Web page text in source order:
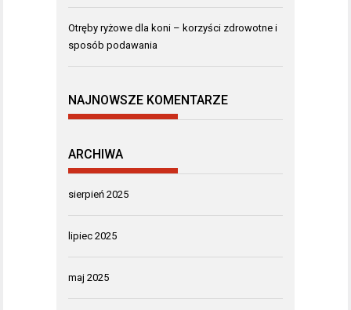
Otręby ryżowe dla koni – korzyści zdrowotne i
sposób podawania
NAJNOWSZE KOMENTARZE
ARCHIWA
sierpień 2025
lipiec 2025
maj 2025